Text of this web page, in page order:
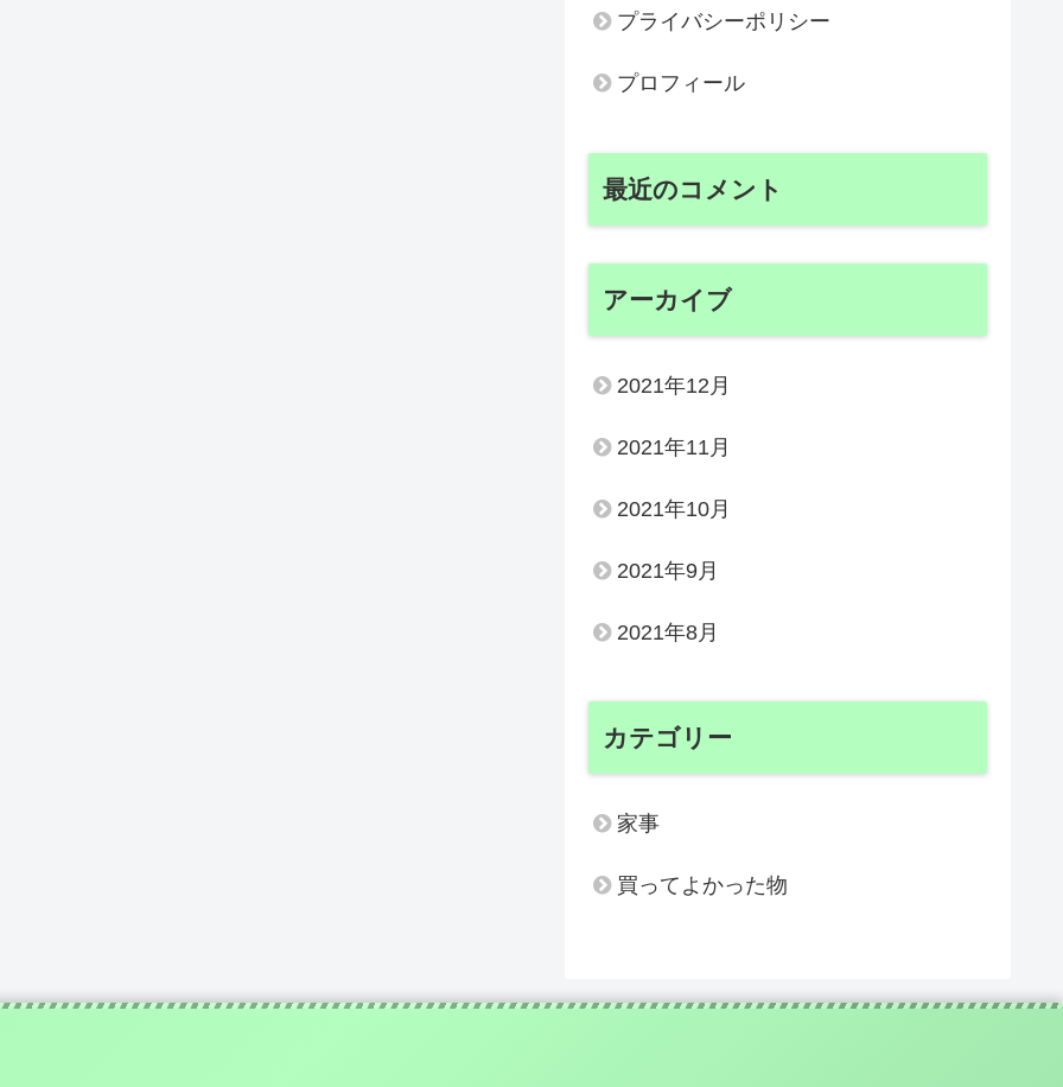
プライバシーポリシー
プロフィール
最近のコメント
アーカイブ
2021年12月
2021年11月
2021年10月
2021年9月
2021年8月
カテゴリー
家事
買ってよかった物